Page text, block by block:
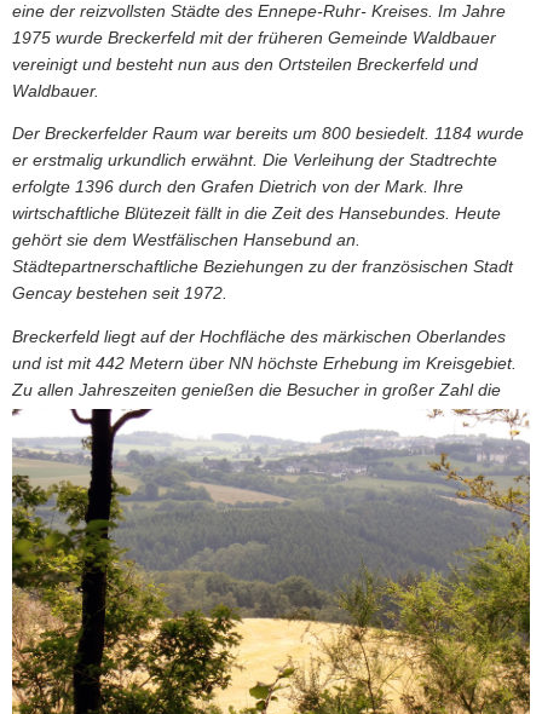
eine der reizvollsten Städte des Ennepe-Ruhr- Kreises. Im Jahre
1975 wurde Breckerfeld mit der früheren Gemeinde Waldbauer
vereinigt und besteht nun aus den Ortsteilen Breckerfeld und
Waldbauer.
Der Breckerfelder Raum war bereits um 800 besiedelt. 1184 wurde
er erstmalig urkundlich erwähnt. Die Verleihung der Stadtrechte
erfolgte 1396 durch den Grafen Dietrich von der Mark. Ihre
wirtschaftliche Blütezeit fällt in die Zeit des Hansebundes. Heute
gehört sie dem Westfälischen Hansebund an.
Städtepartnerschaftliche Beziehungen zu der französischen Stadt
Gencay bestehen seit 1972.
Breckerfeld liegt auf der Hochfläche des märkischen Oberlandes
und ist mit 442 Metern über NN höchste Erhebung im Kreisgebiet.
Zu allen Jahreszeiten genießen die Besucher in großer Zahl die